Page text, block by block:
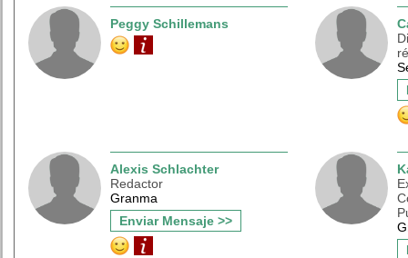
Peggy Schillemans
Alexis Schlachter
Redactor
Granma
Enviar Mensaje >>